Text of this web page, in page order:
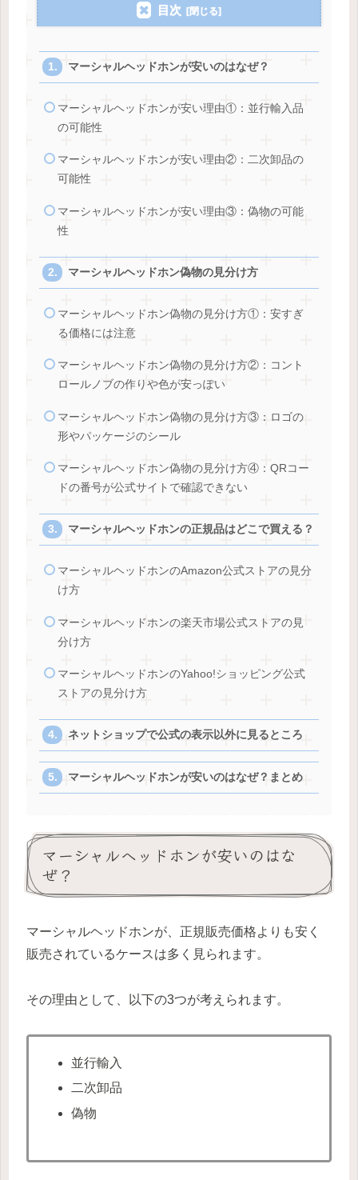
目次
マーシャルヘッドホンが安いのはなぜ？
マーシャルヘッドホンが安い理由①：並行輸入品
の可能性
マーシャルヘッドホンが安い理由②：二次卸品の
可能性
マーシャルヘッドホンが安い理由③：偽物の可能
性
マーシャルヘッドホン偽物の見分け方
マーシャルヘッドホン偽物の見分け方①：安すぎ
る価格には注意
マーシャルヘッドホン偽物の見分け方②：コント
ロールノブの作りや色が安っぽい
マーシャルヘッドホン偽物の見分け方③：ロゴの
形やパッケージのシール
マーシャルヘッドホン偽物の見分け方④：QRコー
ドの番号が公式サイトで確認できない
マーシャルヘッドホンの正規品はどこで買える？
マーシャルヘッドホンのAmazon公式ストアの見分
け方
マーシャルヘッドホンの楽天市場公式ストアの見
分け方
マーシャルヘッドホンのYahoo!ショッピング公式
ストアの見分け方
ネットショップで公式の表示以外に見るところ
マーシャルヘッドホンが安いのはなぜ？まとめ
マーシャルヘッドホンが安いのはな
ぜ？
マーシャルヘッドホンが、正規販売価格よりも安く
販売されているケースは多く見られます。
その理由として、以下の3つが考えられます。
並行輸入
二次卸品
偽物